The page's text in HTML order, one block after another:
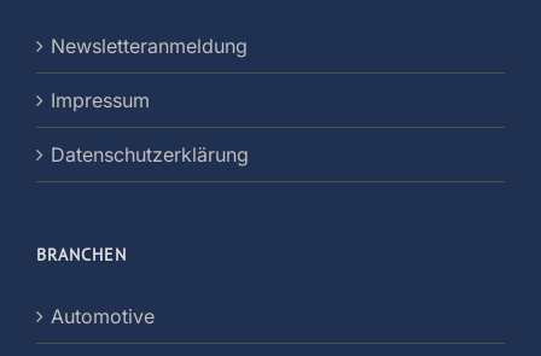
Newsletteranmeldung
Impressum
Datenschutzerklärung
BRANCHEN
Automotive